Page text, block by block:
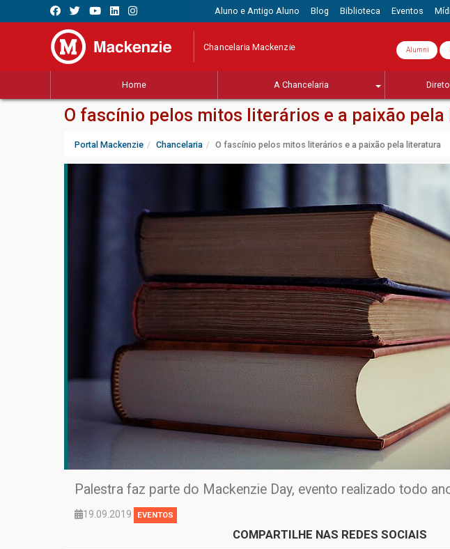
Aluno e Antigo Aluno Blog Biblioteca Eventos
Chancelaria Mackenzie Alumni
Home A Chancelaria
O fascínio pelos mitos literários e a paixão
Portal Mackenzie Chancelaria O fascínio pelos mitos literários e a paixão pela literatura
Palestra faz parte do Mackenzie Day, evento realizado todo
19.09.2019 EVENTOS
COMPARTILHE NAS REDES SOCIAIS